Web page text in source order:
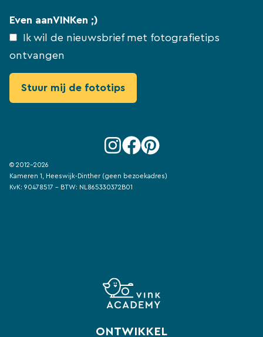
Even aanVINKen ;)
Ik wil de nieuwsbrief met fotografietips
ontvangen
© 2012-2026
Kameren 1, Heeswijk-Dinther (geen bezoekadres)
KvK: 90478517 - BTW: NL865330372B01
ONTWIKKEL